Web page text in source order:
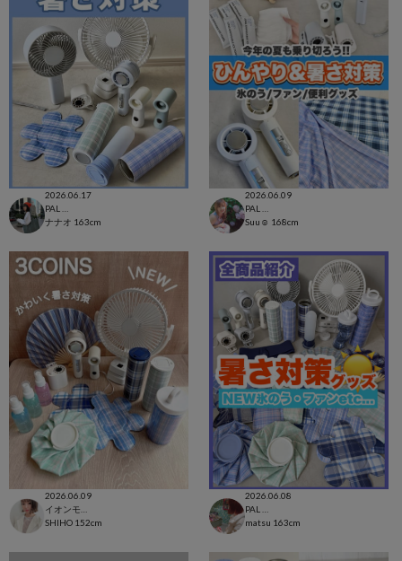
2026.06.17
ナナオ 163cm
2026.06.09
Suu☺︎ 168cm
2026.06.09
SHIHO 152cm
2026.06.08
matsu 163cm